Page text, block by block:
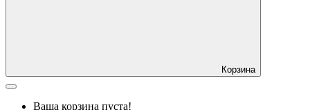
Корзина
Ваша корзина пуста!